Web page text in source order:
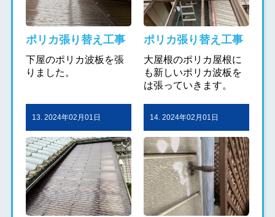
ポリカ張り替え工事
下屋のポリカ波板を張
りました。
ポリカ張り替え工事
大屋根のポリカ屋根に
も新しいポリカ波板を
は張っていきます。
13. 2024年02月01日 14. 2024年02月01日